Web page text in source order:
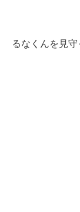
エレクトロニ
るなくんを見